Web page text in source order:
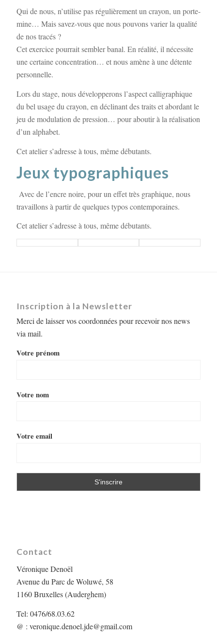
Qui de nous, n’utilise pas régulièrement un crayon, un porte-
mine… Mais savez-vous que nous pouvons varier la qualité
de nos tracés ?
Cet exercice pourrait sembler banal. En réalité, il nécessite
une certaine concentration… et nous amène à une détente
personnelle.
Lors du stage, nous développerons l’aspect calligraphique
du bel usage du crayon, en déclinant des traits et abordant le
jeu de modulation de pression… pour aboutir à la réalisation
d’un alphabet.
Cet atelier s’adresse à tous, même débutants.
Jeux typographiques
Avec de l’encre noire, pour un effet très graphique, nous
travaillons à partir de quelques typos contemporaines.
Cet atelier s’adresse à tous, même débutants.
Inscription à la Newsletter
Merci de laisser vos coordonnées pour recevoir nos news
via mail.
Votre prénom
Votre nom
Votre email
Contact
Véronique Denoël
Avenue du Parc de Woluwé, 58
1160 Bruxelles (Auderghem)
Tel: 0476/68.03.62
@ : veronique.denoel.jde@gmail.com